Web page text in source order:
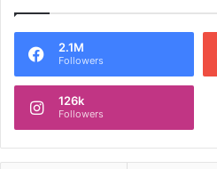
2.1M
Followers
126k
Followers